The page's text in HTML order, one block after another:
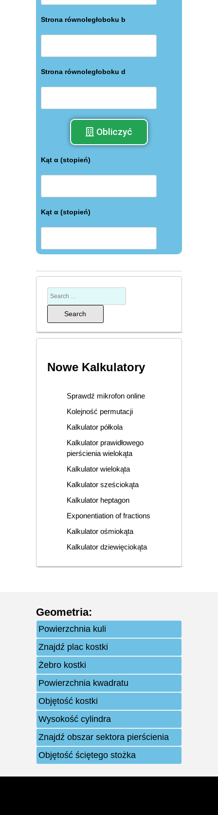
Strona równoległoboku b
Strona równoległoboku d
Obliczyć
Kąt α (stopień)
Kąt α (stopień)
Nowe Kalkulatory
Sprawdź mikrofon online
Kolejność permutacji
Kalkulator półkola
Kalkulator prawidłowego
pierścienia wielokąta
Kalkulator wielokąta
Kalkulator sześciokąta
Kalkulator heptagon
Exponentiation of fractions
Kalkulator ośmiokąta
Kalkulator dziewięciokąta
Geometria:
Powierzchnia kuli
Znajdź plac kostki
Żebro kostki
Powierzchnia kwadratu
Objętość kostki
Wysokość cylindra
Znajdź obszar sektora pierścienia
Objętość ściętego stożka